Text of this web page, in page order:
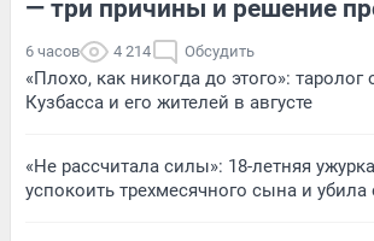
— три причины и решение
6 часов 4 214 Обсудить
«Плохо, как никогда до этого»: таролог
Кузбасса и его жителей в августе
«Не рассчитала силы»: 18-летняя
успокоить трехмесячного сына и убила